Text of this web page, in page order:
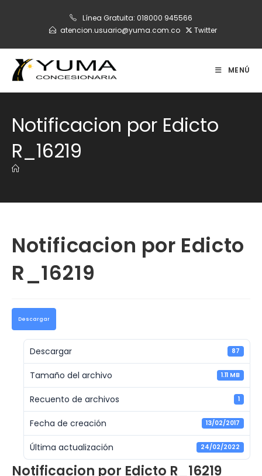
Línea Gratuita: 018000 945566
atencion.usuario@yuma.com.co
Twitter
MENÚ
Notificacion por Edicto
R_16219
Notificacion por Edicto
R_16219
Descargar
Descargar 87
Tamaño del archivo 1.11 MB
Recuento de archivos 1
Fecha de creación 13/02/2017
Última actualización 24/02/2022
Notificacion por Edicto R_16219